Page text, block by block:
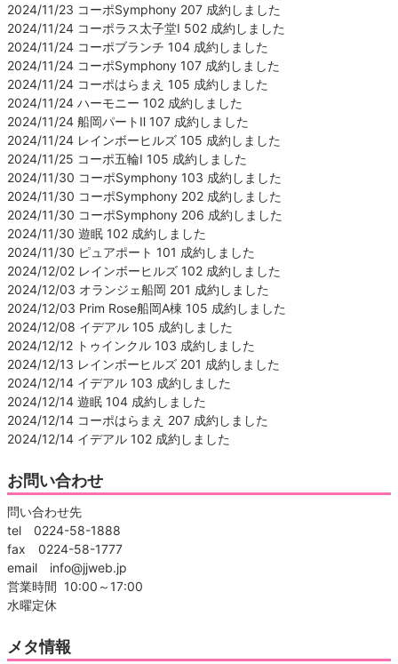
2024/11/23 コーポSymphony 207 成約しました
2024/11/24 コーポラス太子堂Ⅰ 502 成約しました
2024/11/24 コーポブランチ 104 成約しました
2024/11/24 コーポSymphony 107 成約しました
2024/11/24 コーポはらまえ 105 成約しました
2024/11/24 ハーモニー 102 成約しました
2024/11/24 船岡パートⅡ 107 成約しました
2024/11/24 レインボーヒルズ 105 成約しました
2024/11/25 コーポ五輪Ⅰ 105 成約しました
2024/11/30 コーポSymphony 103 成約しました
2024/11/30 コーポSymphony 202 成約しました
2024/11/30 コーポSymphony 206 成約しました
2024/11/30 遊眠 102 成約しました
2024/11/30 ピュアポート 101 成約しました
2024/12/02 レインボーヒルズ 102 成約しました
2024/12/03 オランジェ船岡 201 成約しました
2024/12/03 Prim Rose船岡A棟 105 成約しました
2024/12/08 イデアル 105 成約しました
2024/12/12 トゥインクル 103 成約しました
2024/12/13 レインボーヒルズ 201 成約しました
2024/12/14 イデアル 103 成約しました
2024/12/14 遊眠 104 成約しました
2024/12/14 コーポはらまえ 207 成約しました
2024/12/14 イデアル 102 成約しました
お問い合わせ
問い合わせ先
tel 0224-58-1888
fax 0224-58-1777
email info@jjweb.jp
営業時間 10:00～17:00
水曜定休
メタ情報